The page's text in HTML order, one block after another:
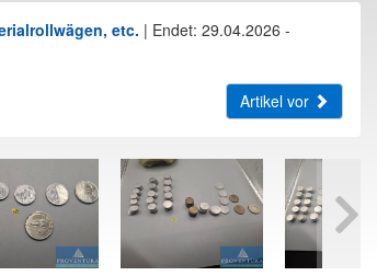
etc. | Endet: 29.04.2026 -
Artikel vor